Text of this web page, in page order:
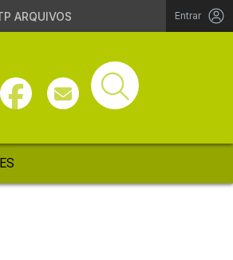
ARQUIVOS Entrar